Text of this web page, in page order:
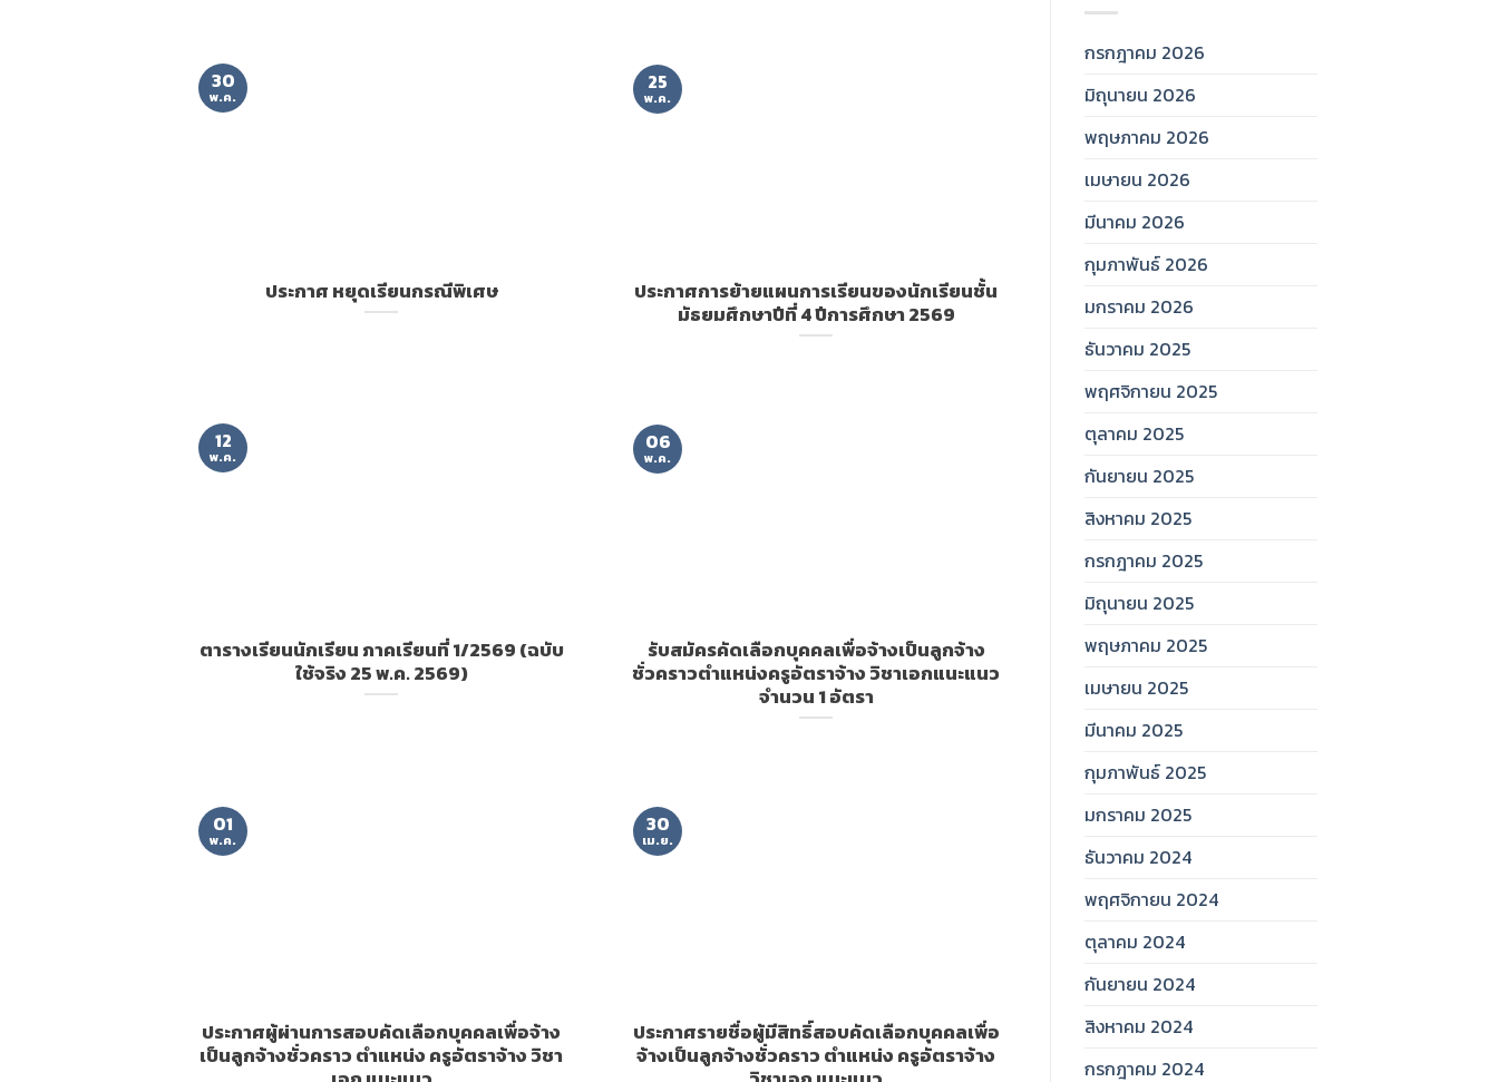
ประกาศ หยุดเรียนกรณีพิเศษ
30
พ.ค.
ประกาศการย้ายแผนการเรียนของนักเรียนชั้น
มัธยมศึกษาปีที่ 4 ปีการศึกษา 2569
25
พ.ค.
ตารางเรียนนักเรียน ภาคเรียนที่ 1/2569 (ฉบับ
ใช้จริง 25 พ.ค. 2569)
12
พ.ค.
รับสมัครคัดเลือกบุคคลเพื่อจ้างเป็นลูกจ้าง
ชั่วคราวตำแหน่งครูอัตราจ้าง วิชาเอกแนะแนว
จำนวน 1 อัตรา
06
พ.ค.
ประกาศผู้ผ่านการสอบคัดเลือกบุคคลเพื่อจ้าง
เป็นลูกจ้างชั่วคราว ตำแหน่ง ครูอัตราจ้าง วิชา
01
พ.ค.
ประกาศรายชื่อผู้มีสิทธิ์สอบคัดเลือกบุคคลเพื่อ
จ้างเป็นลูกจ้างชั่วคราว ตำแหน่ง ครูอัตราจ้าง
30
เม.ย.
กรกฎาคม 2026
มิถุนายน 2026
พฤษภาคม 2026
เมษายน 2026
มีนาคม 2026
กุมภาพันธ์ 2026
มกราคม 2026
ธันวาคม 2025
พฤศจิกายน 2025
ตุลาคม 2025
กันยายน 2025
สิงหาคม 2025
กรกฎาคม 2025
มิถุนายน 2025
พฤษภาคม 2025
เมษายน 2025
มีนาคม 2025
กุมภาพันธ์ 2025
มกราคม 2025
ธันวาคม 2024
พฤศจิกายน 2024
ตุลาคม 2024
กันยายน 2024
สิงหาคม 2024
กรกฎาคม 2024